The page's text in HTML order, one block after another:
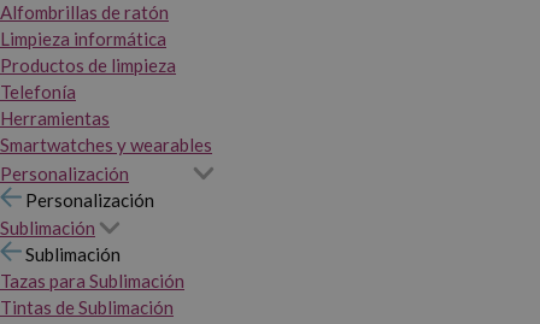
Alfombrillas de ratón
Limpieza informática
Productos de limpieza
Telefonía
Herramientas
Smartwatches y wearables
Personalización
Personalización
Sublimación
Sublimación
Tazas para Sublimación
Tintas de Sublimación